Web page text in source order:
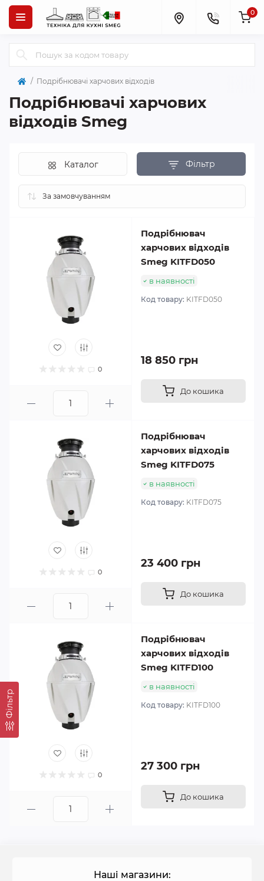
0
Подрібнювачі харчових відходів
Подрібнювачі харчових
відходів Smeg
Фільтр
Фільтр
Каталог
0
Подрібнювач
харчових відходів
Smeg KITFD050
в наявності
Код товару: KITFD050
18 850 грн
До кошика
0
Подрібнювач
харчових відходів
Smeg KITFD075
в наявності
Код товару: KITFD075
23 400 грн
До кошика
0
Подрібнювач
харчових відходів
Smeg KITFD100
в наявності
Код товару: KITFD100
27 300 грн
До кошика
Наші магазини: